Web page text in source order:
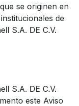
se originen en
de
S.A. DE C.V.
S.A. DE C.V.
este Aviso